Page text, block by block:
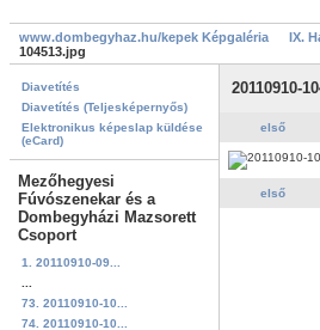
www.dombegyhaz.hu/kepek Képgaléria IX.
104513.jpg
Diavetítés
Diavetítés (Teljesképernyős)
Elektronikus képeslap küldése
(eCard)
Mezőhegyesi
Fúvószenekar és a
Dombegyházi Mazsorett
Csoport
1. 20110910-09...
73. 20110910-10...
74. 20110910-10...
20110910-
első
első